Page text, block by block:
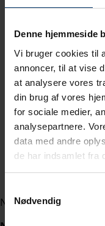
Denne hjemmeside
Vi bruger cookies til
annoncer, til at vise
at analysere vores
din brug af vores
for sociale medier,
analysepartnere.
data med andre
de har indsamlet fra
Nødvendig
Nyhed torsdag den